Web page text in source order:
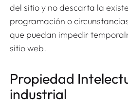
del sitio y no descarta la
programación o
que puedan impedir
sitio web.
Propiedad
industrial